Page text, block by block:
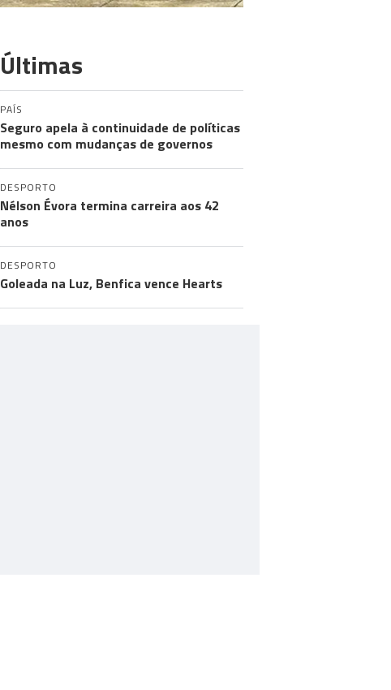
Últimas
PAÍS
Seguro apela à continuidade de políticas
mesmo com mudanças de governos
DESPORTO
Nélson Évora termina carreira aos 42
anos
DESPORTO
Goleada na Luz, Benfica vence Hearts